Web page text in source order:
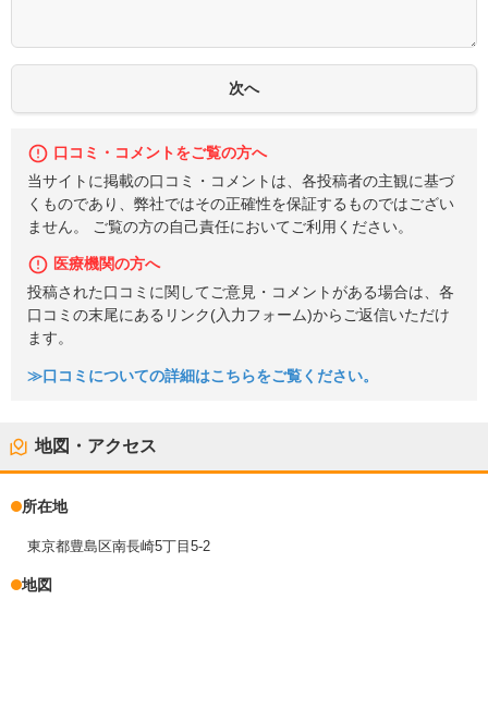
口コミ・コメントをご覧の方へ
当サイトに掲載の口コミ・コメントは、各投稿者の主観に基づ
くものであり、弊社ではその正確性を保証するものではござい
ません。 ご覧の方の自己責任においてご利用ください。
医療機関の方へ
投稿された口コミに関してご意見・コメントがある場合は、各
口コミの末尾にあるリンク(入力フォーム)からご返信いただけ
ます。
≫口コミについての詳細はこちらをご覧ください。
地図・アクセス
所在地
東京都豊島区南長崎5丁目5-2
地図